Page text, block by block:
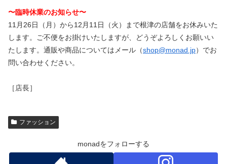
〜臨時休業のお知らせ〜
11月26日（月）から12月11日（火）まで根津の店舗をお休みいた
します。ご不便をお掛けいたしますが、どうぞよろしくお願いい
たします。通販や商品についてはメール（shop@monad.jp）でお
問い合わせください。
［店長］
ファッション
monadをフォローする